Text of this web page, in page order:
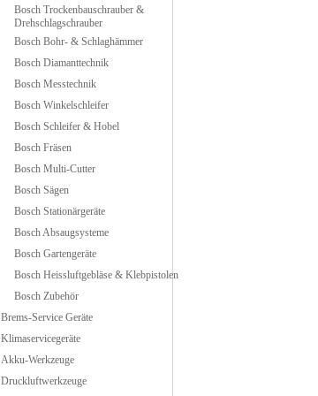
Bosch Trockenbauschrauber &
Drehschlagschrauber
Bosch Bohr- & Schlaghämmer
Bosch Diamanttechnik
Bosch Messtechnik
Bosch Winkelschleifer
Bosch Schleifer & Hobel
Bosch Fräsen
Bosch Multi-Cutter
Bosch Sägen
Bosch Stationärgeräte
Bosch Absaugsysteme
Bosch Gartengeräte
Bosch Heissluftgebläse & Klebpistolen
Bosch Zubehör
Brems-Service Geräte
Klimaservicegeräte
Akku-Werkzeuge
Druckluftwerkzeuge